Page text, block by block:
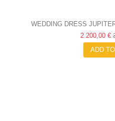
WEDDING DRESS
2 200,00 €
ADD